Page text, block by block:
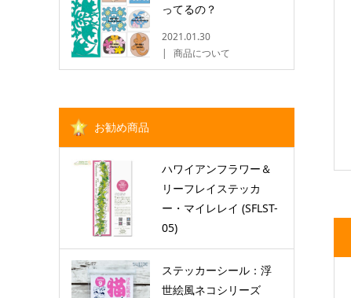
ってるの？
2021.01.30
商品について
お勧め商品
ハワイアンフラワー＆
リーフレイステッカ
ー・マイレレイ (SFLST-
05)
ステッカーシール：浮
世絵風ネコシリーズ